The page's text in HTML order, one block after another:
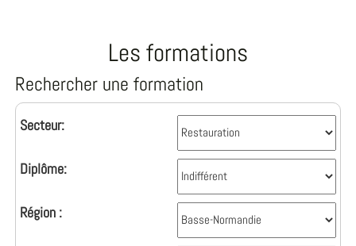
Les formations
Rechercher une formation
Secteur:
Diplôme:
Région :